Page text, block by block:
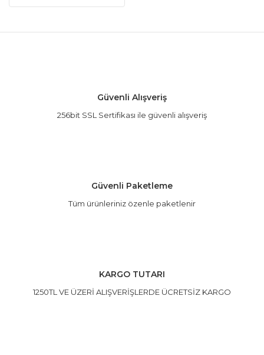
Güvenli Alışveriş
256bit SSL Sertifikası ile güvenli alışveriş
Güvenli Paketleme
Tüm ürünleriniz özenle paketlenir
KARGO TUTARI
1250TL VE ÜZERİ ALIŞVERİŞLERDE ÜCRETSİZ KARGO